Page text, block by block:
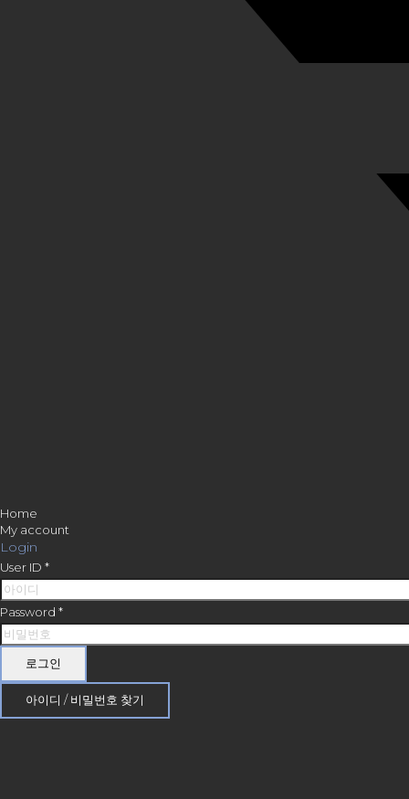
Home
My account
Login
User ID *
Password *
로그인
아이디 / 비밀번호 찾기